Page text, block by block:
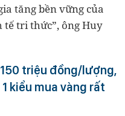
tăng bền vững của
tri thức”, ông Huy
triệu đồng/lượng,
kiểu mua vàng rất